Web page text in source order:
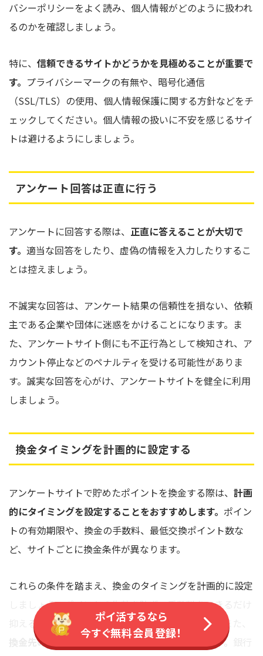
バシーポリシーをよく読み、個人情報がどのように扱われ
るのかを確認しましょう。
特に、 信頼できるサイトかどうかを見極めることが重要で
す。 プライバシーマークの有無や、暗号化通信
（SSL/TLS）の使用、個人情報保護に関する方針などをチ
ェックしてください。個人情報の扱いに不安を感じるサイ
トは避けるようにしましょう。
アンケート回答は正直に行う
アンケートに回答する際は、 正直に答えることが大切で
す。 適当な回答をしたり、虚偽の情報を入力したりするこ
とは控えましょう。
不誠実な回答は、アンケート結果の信頼性を損ない、依頼
主である企業や団体に迷惑をかけることになります。ま
た、アンケートサイト側にも不正行為として検知され、ア
カウント停止などのペナルティを受ける可能性がありま
す。誠実な回答を心がけ、アンケートサイトを健全に利用
しましょう。
換金タイミングを計画的に設定する
アンケートサイトで貯めたポイントを換金する際は、 計画
的にタイミングを設定することをおすすめします。 ポイン
トの有効期限や、換金の手数料、最低交換ポイント数な
ど、サイトごとに換金条件が異なります。
これらの条件を踏まえ、換金のタイミングを計画的に設定
しましょう。ポイントの失効を防ぎ、手数料をできるだけ
抑えることで、効率的にポイントを活用できます。また、
換金先の選択肢が多いサイトを選ぶことも重要です。
ポイ活するなら
今すぐ無料会員登録！